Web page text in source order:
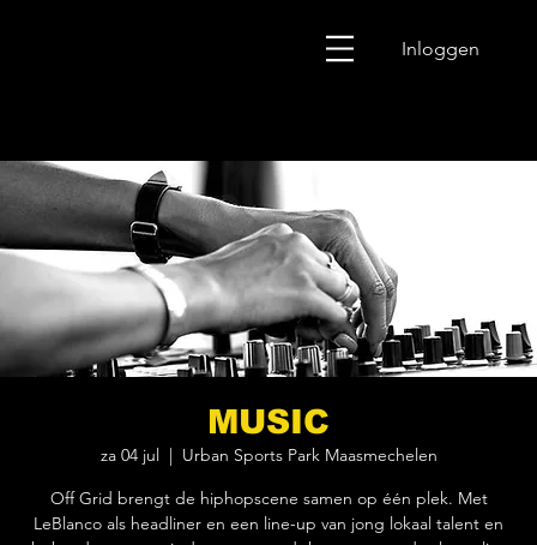
Inloggen
MUSIC
za 04 jul
Urban Sports Park Maasmechelen
Off Grid brengt de hiphopscene samen op één plek. Met
LeBlanco als headliner en een line-up van jong lokaal talent en